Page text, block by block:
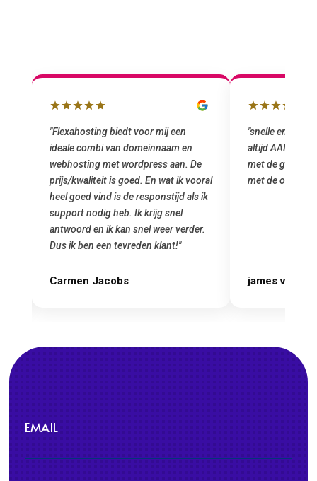
"snelle en vriendelijke service. staat
altijd AAN (: fijne prijzen vergeleken
met de grote jongens en dus nu al blij
met de overstap!"
james van oranje
"Top service. Ik
het installeren
was meteen
gemaakt. Top
Marcel Thijs
EMAIL